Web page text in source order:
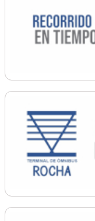
Promoción
Salud
Secretaría